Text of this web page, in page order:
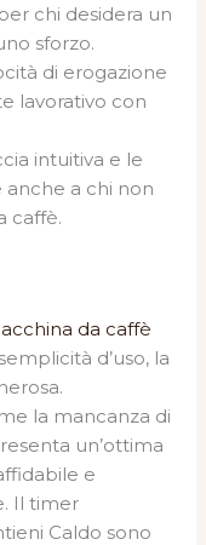
chi desidera un
sforzo.
di erogazione
lavorativo con
intuitiva e le
anche a chi non
caffè.
da caffè
d’uso, la
la mancanza di
un’ottima
e
Il timer
Caldo sono